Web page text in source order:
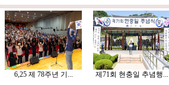
6,25 제 78주년 기... 제71회 현충일 추념행...